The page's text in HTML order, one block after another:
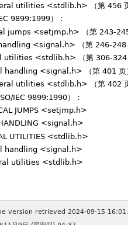
utilities <stdlib.h> （第 456
9899:1999）：
jumps <setjmp.h> （第 243-
<signal.h> （第 246-248
utilities <stdlib.h> （第 306-324
handling <signal.h> （第 401 页
utilities <stdlib.h> （第 402
IEC 9899:1990）：
JUMPS <setjmp.h>
<signal.h>
UTILITIES <stdlib.h>
handling <signal.h>
utilities <stdlib.h>
version retrieved 2024-09-15 16:01.